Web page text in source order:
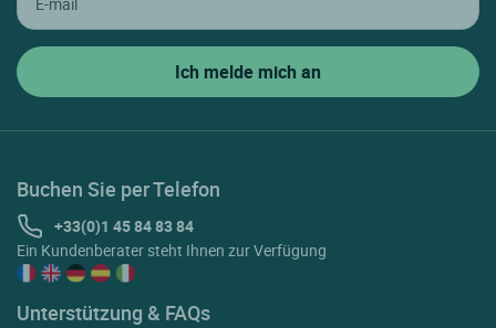
Buchen Sie per Telefon
+33(0)1 45 84 83 84
Ein Kundenberater steht Ihnen zur Verfügung
Unterstützung & FAQs